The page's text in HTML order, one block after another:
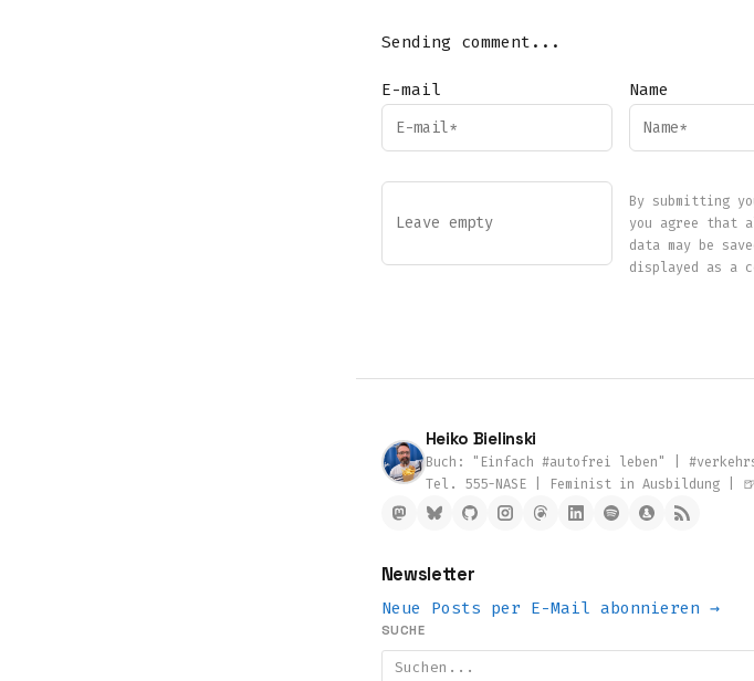
Sending comment...
E-mail Name
By submitting
you agree that
data may be
displayed as a
Heiko Bielinski
Buch: "Einfach #autofrei leben" |
Tel. 555-NASE | Feminist in Ausbildung |
Newsletter
Neue Posts per E-Mail abonnieren →
SUCHE